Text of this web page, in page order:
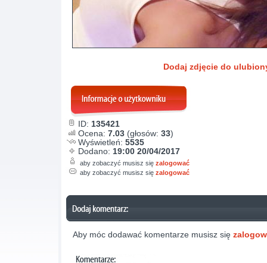
Dodaj zdjęcie do
ID: 135421
Ocena: 7.03 (głosów: 33)
Wyświetleń: 5535
Dodano: 19:00 20/04/2017
aby zobaczyć musisz się zalogować
aby zobaczyć musisz się zalogować
Aby móc dodawać komentarze musisz się